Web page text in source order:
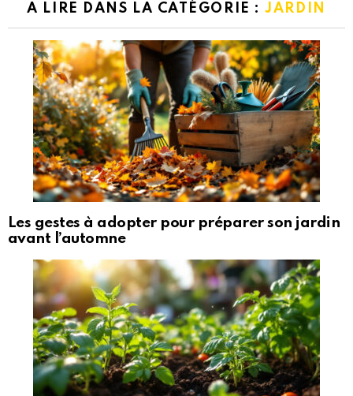
A LIRE DANS LA CATÉGORIE :JARDIN
Les gestes à adopter pour préparer son jardin
avant l’automne